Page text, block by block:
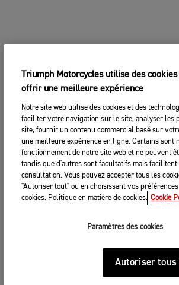
Triumph Motorcycles utilise des
offrir une meilleure expérience
Notre site web utilise des cookies et des
faciliter votre navigation sur le site, analyser les
site, fournir un contenu commercial basé sur
une meilleure expérience en ligne. Certains sont
fonctionnement de notre site web et ne peuvent
tandis que d'autres sont facultatifs mais facilitent
consultation. Vous pouvez accepter tous les
"Autoriser tout" ou en choisissant vos
cookies. Politique en matière de cookies. Cookie
Paramètres des cookies
Autoriser tous